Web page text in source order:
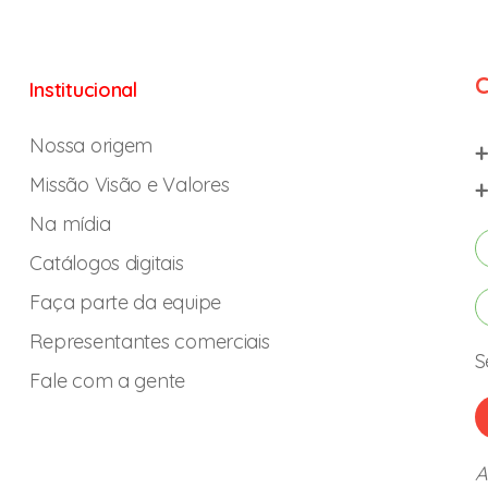
Institucional
Nossa origem
Missão Visão e Valores
Na mídia
Catálogos digitais
Faça parte da equipe
Representantes comerciais
Fale com a gente